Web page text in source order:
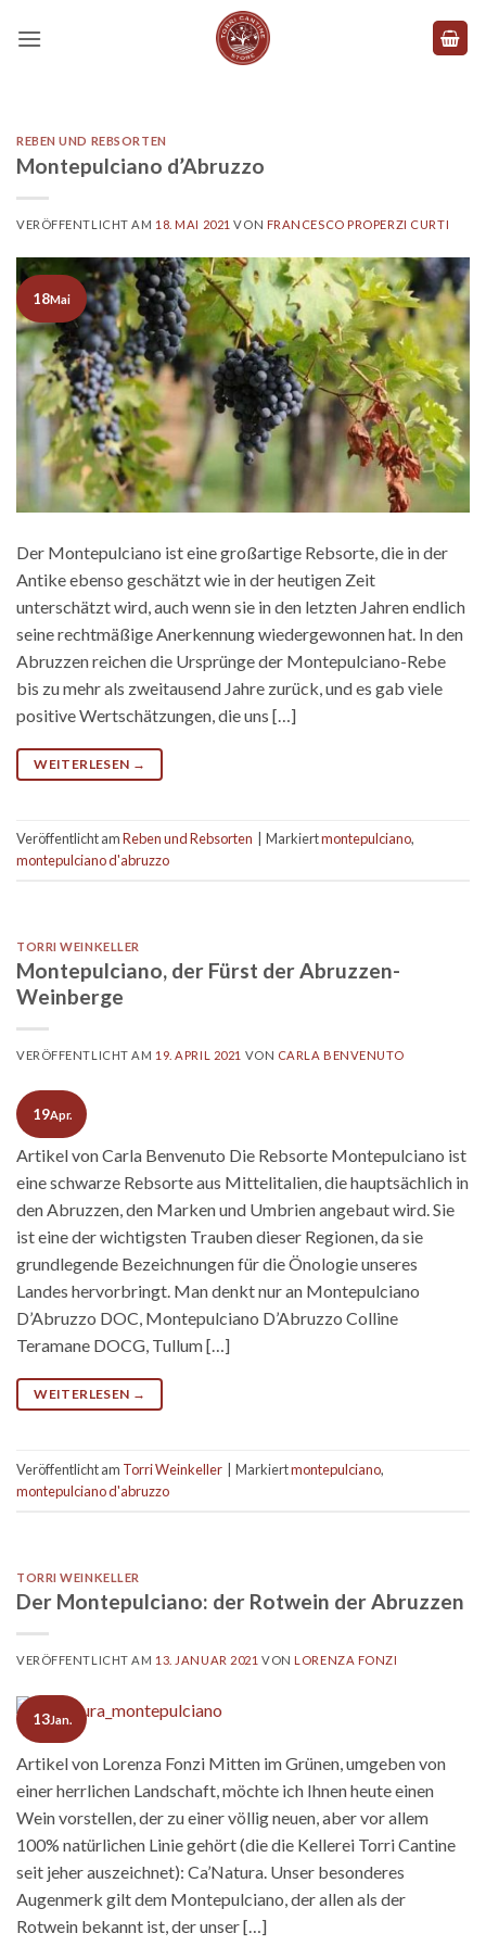
Inhalt
REBEN UND REBSORTEN
Montepulciano d’Abruzzo
VERÖFFENTLICHT AM 18. MAI 2021 VON FRANCESCO PROPERZI CURTI
18Mai
Der Montepulciano ist eine großartige Rebsorte, die in der
Antike ebenso geschätzt wie in der heutigen Zeit
unterschätzt wird, auch wenn sie in den letzten Jahren endlich
seine rechtmäßige Anerkennung wiedergewonnen hat. In den
Abruzzen reichen die Ursprünge der Montepulciano-Rebe
bis zu mehr als zweitausend Jahre zurück, und es gab viele
positive Wertschätzungen, die uns […]
WEITERLESEN →
Veröffentlicht amReben und Rebsorten Markiertmontepulciano,
montepulciano d'abruzzo
TORRI WEINKELLER
Montepulciano, der Fürst der Abruzzen-
Weinberge
VERÖFFENTLICHT AM 19. APRIL 2021 VON CARLA BENVENUTO
19Apr.
Artikel von Carla Benvenuto Die Rebsorte Montepulciano ist
eine schwarze Rebsorte aus Mittelitalien, die hauptsächlich in
den Abruzzen, den Marken und Umbrien angebaut wird. Sie
ist eine der wichtigsten Trauben dieser Regionen, da sie
grundlegende Bezeichnungen für die Önologie unseres
Landes hervorbringt. Man denkt nur an Montepulciano
D’Abruzzo DOC, Montepulciano D’Abruzzo Colline
Teramane DOCG, Tullum […]
WEITERLESEN →
Veröffentlicht am Torri Weinkeller Markiertmontepulciano,
montepulciano d'abruzzo
TORRI WEINKELLER
Der Montepulciano: der Rotwein der Abruzzen
VERÖFFENTLICHT AM 13. JANUAR 2021 VONLORENZA FONZI
13Jan.
Artikel von Lorenza Fonzi Mitten im Grünen, umgeben von
einer herrlichen Landschaft, möchte ich Ihnen heute einen
Wein vorstellen, der zu einer völlig neuen, aber vor allem
100% natürlichen Linie gehört (die die Kellerei Torri Cantine
seit jeher auszeichnet): Ca’Natura. Unser besonderes
Augenmerk gilt dem Montepulciano, der allen als der
Rotwein bekannt ist, der unser […]